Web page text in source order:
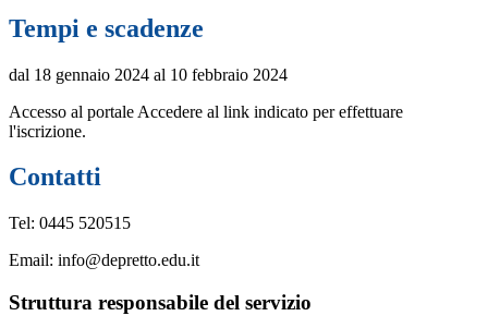
Tempi e scadenze
dal 18 gennaio 2024 al 10 febbraio 2024
Accesso al portale Accedere al link indicato per effettuare
l'iscrizione.
Contatti
Tel: 0445 520515
Email: info@depretto.edu.it
Struttura responsabile del servizio